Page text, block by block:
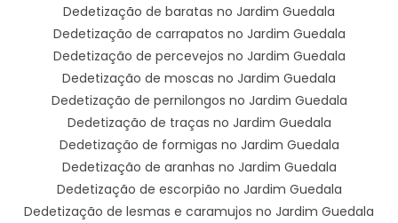
Dedetização de baratas no Jardim Guedala
Dedetização de carrapatos no Jardim Guedala
Dedetização de percevejos no Jardim Guedala
Dedetização de moscas no Jardim Guedala
Dedetização de pernilongos no Jardim Guedala
Dedetização de traças no Jardim Guedala
Dedetização de formigas no Jardim Guedala
Dedetização de aranhas no Jardim Guedala
Dedetização de escorpião no Jardim Guedala
Dedetização de lesmas e caramujos no Jardim Guedala